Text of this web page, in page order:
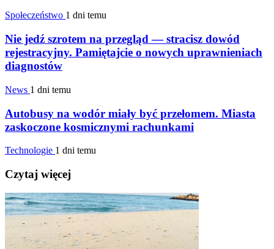
Społeczeństwo 1 dni temu
Nie jedź szrotem na przegląd — stracisz dowód
rejestracyjny. Pamiętajcie o nowych uprawnieniach
diagnostów
News 1 dni temu
Autobusy na wodór miały być przełomem. Miasta
zaskoczone kosmicznymi rachunkami
Technologie 1 dni temu
Czytaj więcej